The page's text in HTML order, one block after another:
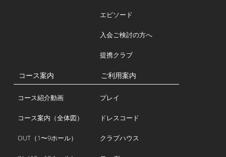
エピソード
入会ご検討の方へ
提携クラブ
コース案内
コース紹介動画
コース案内（全体図）
OUT（1〜9ホール）
ご利用案内
プレイ
ドレスコード
クラブハウス